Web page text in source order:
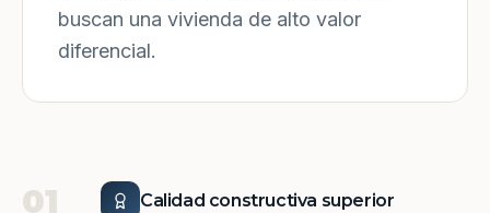
buscan una vivienda de alto valor
diferencial.
01 Calidad constructiva superior